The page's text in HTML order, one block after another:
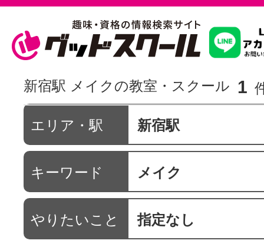
習いたいこ
スクールを
駅・路線か
通信講座を
新宿駅 メイクの教室・スクール 1
エリア・駅 新宿駅
キーワード メイク
やりたいこと 指定なし